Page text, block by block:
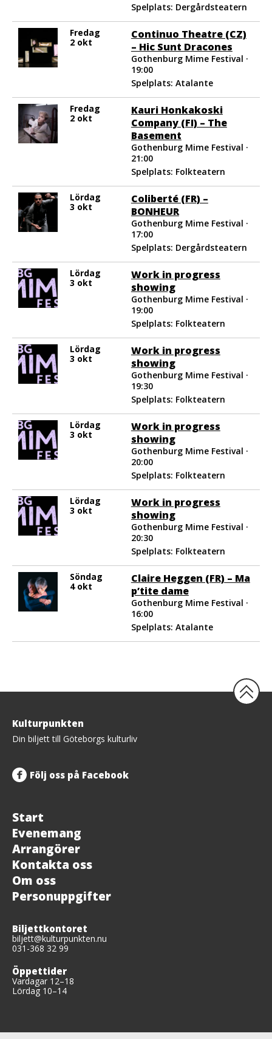
Spelplats: Dergårdsteatern
Fredag
2 okt
Continuo Theatre (CZ)
– Hic Sunt Dracones
Gothenburg Mime Festival ·
19:00
Spelplats: Atalante
Fredag
2 okt
Kauri Honkakoski
Company (FI) – The
Basement
Gothenburg Mime Festival ·
21:00
Spelplats: Folkteatern
Lördag
3 okt
Coliberté (FR) –
BONHEUR
Gothenburg Mime Festival ·
17:00
Spelplats: Dergårdsteatern
Lördag
3 okt
Work in progress
showing
Gothenburg Mime Festival ·
19:00
Spelplats: Folkteatern
Lördag
3 okt
Work in progress
showing
Gothenburg Mime Festival ·
19:30
Spelplats: Folkteatern
Lördag
3 okt
Work in progress
showing
Gothenburg Mime Festival ·
20:00
Spelplats: Folkteatern
Lördag
3 okt
Work in progress
showing
Gothenburg Mime Festival ·
20:30
Spelplats: Folkteatern
Söndag
4 okt
Claire Heggen (FR) – Ma
p’tite dame
Gothenburg Mime Festival ·
16:00
Spelplats: Atalante
Tillbaka
upp
Kulturpunkten
Din biljett till Göteborgs kulturliv
Följ oss på Facebook
Start
Evenemang
Arrangörer
Kontakta oss
Om oss
Personuppgifter
Biljettkontoret
biljett@kulturpunkten.nu
031-368 32 99
Öppettider
Vardagar 12–18
Lördag 10–14